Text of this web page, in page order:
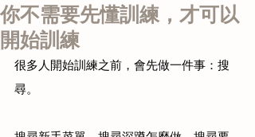
你不需要先懂訓練，才可以
開始訓練
很多人開始訓練之前，會先做一件事：搜
尋。